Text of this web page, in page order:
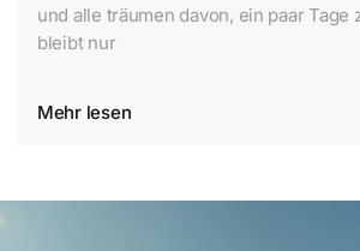
und alle träumen davon, ein paar Tage
bleibt nur
Mehr lesen